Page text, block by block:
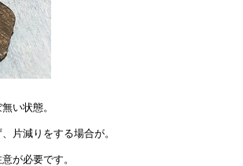
い状態。
片減りをする場合が。
が必要です。